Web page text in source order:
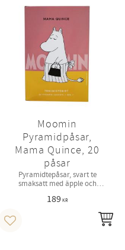
Moomin
Pyramidpåsar,
Mama Quince, 20
påsar
Pyramidtepåsar, svart te
smaksatt med äpple och
189KR
Lägg till i favoriter